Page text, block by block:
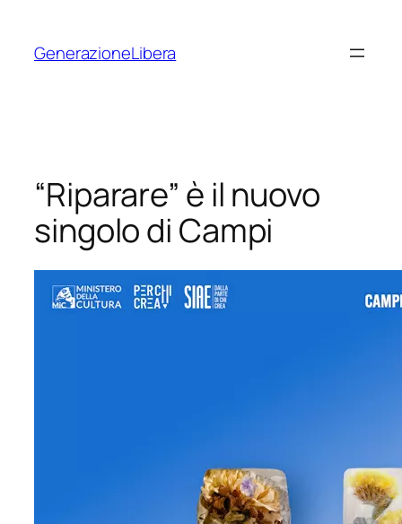
contenuto
GenerazioneLibera
“Riparare” è il nuovo
singolo di Campi